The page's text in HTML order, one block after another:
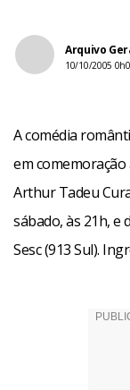
Arquivo
10/10/2005
A comédia
em comemoração
Arthur Tadeu
sábado, às 21h, e
Sesc (913 Sul).